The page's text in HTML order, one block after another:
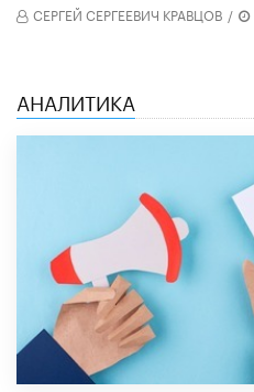
СЕРГЕЙ СЕРГЕЕВИЧ КРАВЦОВ /
АНАЛИТИКА